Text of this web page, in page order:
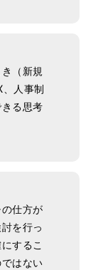
（新規
人事制
る思考
仕方が
を行っ
するこ
はない